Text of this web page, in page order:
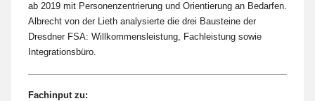
ab 2019 mit Personenzentrierung und Orientierung an Bedarfen.
Albrecht von der Lieth analysierte die drei Bausteine der
Dresdner FSA: Willkommensleistung, Fachleistung sowie
Integrationsbüro.
Fachinput zu: